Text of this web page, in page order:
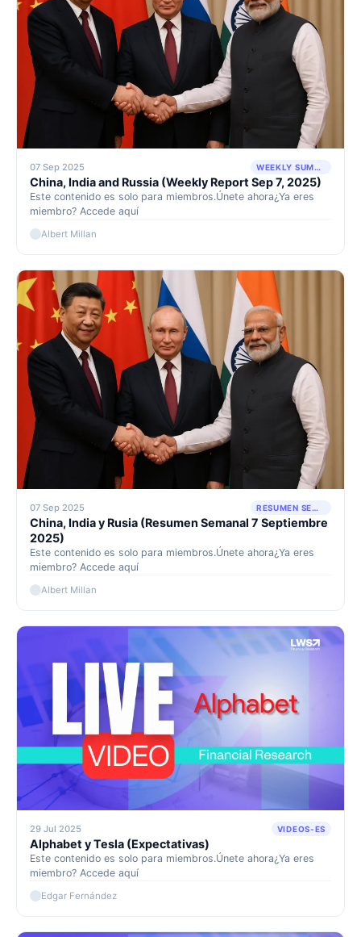
07 Sep 2025 WEEKLY SUMMARY
China, India and Russia (Weekly Report Sep 7, 2025)
Este contenido es solo para miembros.Únete ahora¿Ya eres
miembro? Accede aquí
Albert Millan
07 Sep 2025 RESUMEN SEMANAL
China, India y Rusia (Resumen Semanal 7 Septiembre
2025)
Este contenido es solo para miembros.Únete ahora¿Ya eres
miembro? Accede aquí
Albert Millan
29 Jul 2025 VIDEOS-ES
Alphabet y Tesla (Expectativas)
Este contenido es solo para miembros.Únete ahora¿Ya eres
miembro? Accede aquí
Edgar Fernández